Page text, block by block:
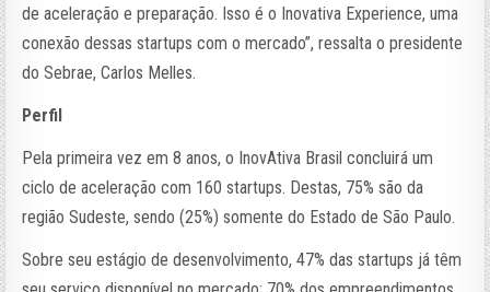
de aceleração e preparação. Isso é o Inovativa Experience, uma
conexão dessas startups com o mercado”, ressalta o presidente
do Sebrae, Carlos Melles.
Perfil
Pela primeira vez em 8 anos, o InovAtiva Brasil concluirá um
ciclo de aceleração com 160 startups. Destas, 75% são da
região Sudeste, sendo (25%) somente do Estado de São Paulo.
Sobre seu estágio de desenvolvimento, 47% das startups já têm